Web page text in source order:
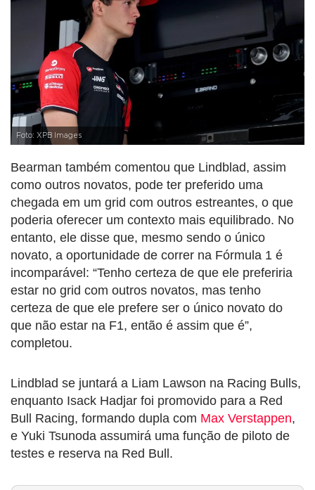
Foto: XPB Images
Bearman também comentou que Lindblad, assim
como outros novatos, pode ter preferido uma
chegada em um grid com outros estreantes, o que
poderia oferecer um contexto mais equilibrado. No
entanto, ele disse que, mesmo sendo o único
novato, a oportunidade de correr na Fórmula 1 é
incomparável: “Tenho certeza de que ele preferiria
estar no grid com outros novatos, mas tenho
certeza de que ele prefere ser o único novato do
que não estar na F1, então é assim que é”,
completou.
Lindblad se juntará a Liam Lawson na Racing Bulls,
enquanto Isack Hadjar foi promovido para a Red
Bull Racing, formando dupla com Max Verstappen,
e Yuki Tsunoda assumirá uma função de piloto de
testes e reserva na Red Bull.